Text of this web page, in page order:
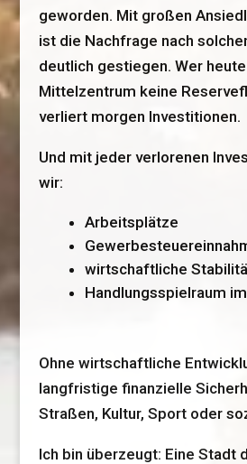
geworden. Mit großen
ist die Nachfrage nach
deutlich gestiegen. Wer
Mittelzentrum keine
verliert morgen Investitionen.
Und mit jeder verlorenen
wir:
Arbeitsplätze
wirtschaftliche
Handlungsspielraum
Ohne wirtschaftliche
langfristige finanzielle
Straßen, Kultur, Sport oder
Ich bin überzeugt: Eine Stadt